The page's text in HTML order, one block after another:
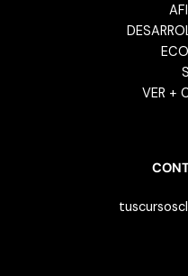
VER +